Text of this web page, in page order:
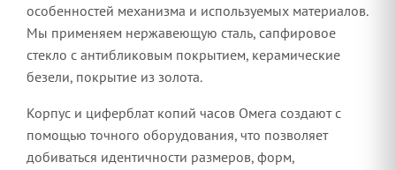
особенностей механизма и используемых материалов.
Мы применяем нержавеющую сталь, сапфировое
стекло с антибликовым покрытием, керамические
безели, покрытие из золота.
Корпус и циферблат копий часов Омега создают с
помощью точного оборудования, что позволяет
добиваться идентичности размеров, форм,